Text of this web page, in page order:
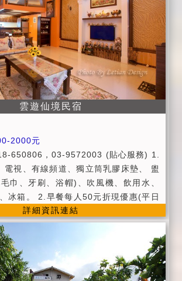
：週日 ~ 週五 》假日：週六、兩天以
價：農曆春節期間 》進房時間：當日下
。 》退房時間：隔日上午 11：00 以
記得出示您的證件，以便我們登記，在
，也請您將住宿費一併繳交。 》為維護
權益，請依房型人數入住，客房若有額
求，每套酌收NT$200清潔費，感謝您
障入住房客安全，不接受房客以外人士
維護住宿環境，室內請勿吸煙、請勿攜
遊客相互尊重住宿空間上的安寧，請於1
量。 》基於安全考量，房內禁止使用炊
式瓦斯爐。 》個人貴重物品、請自行妥
失，恕不負責，敬請見諒。 》延期住
7天告知，將可保留訂金三個月，並於期
》取消訂房訂金退還標準：( 依據消保
宿日前14日取消訂房，可退回全部訂
日前10日至13日取消訂房者，可退回 7
定住宿日前7日至9日取消訂房者，可
金。 ★預定住宿日前4日至6日取消訂房
的訂金。 ★預定住宿日前2日至3日取
雲遊仙境民宿
2000元
650806，03-9572003 (貼心服務) 1.
電視、有線頻道、獨立筒乳膠床墊、 盥
巾、牙刷、浴帽)、吹風機、飲用水、
冰箱。 2.早餐每人50元折現優惠(平日
供早餐)。 3.提供迎賓飲料或茶點。 4.
務，代辦賞鯨、泛舟旅遊服務。 (貼心叮
下午3:00以後/ Check out：上午11:0
日~週四。 3.假日：週五、六及連續假
曆過年。
詳細資訊連結